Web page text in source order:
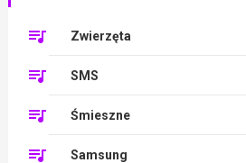
Zwierzęta
SMS
Śmieszne
Samsung